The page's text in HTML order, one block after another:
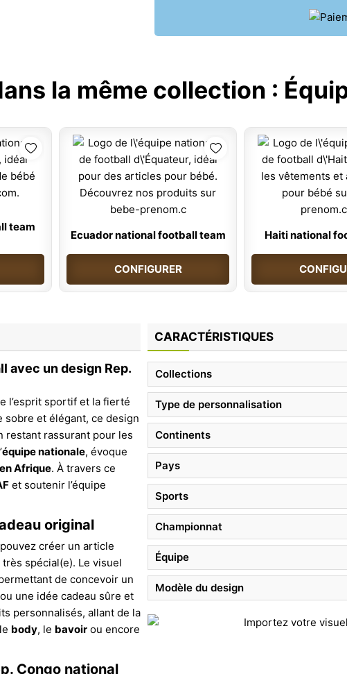
la même collection :
team
Ecuador national football team
CONFIGURER
Haiti national
avec un design Rep.
l’esprit sportif et la fierté
sobre et élégant, ce design
restant rassurant pour les
équipe nationale, évoque
Afrique. À travers ce
et soutenir l’équipe
original
créer un article
spécial(e). Le visuel
de concevoir un
une idée cadeau sûre et
personnalisés, allant de la
body, le bavoir ou encore
Congo national
CARACTÉRISTIQUES
Collections
Type de personnalisation
Continents
Pays
Sports
Championnat
Équipe
Modèle du design